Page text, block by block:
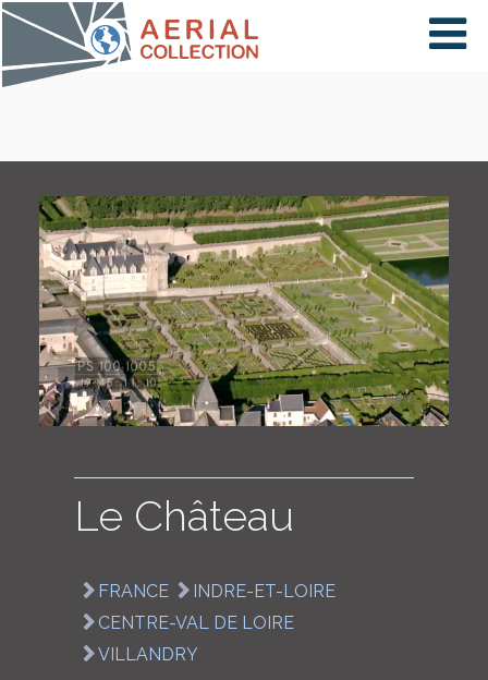
×
PAYS
CARTE
COLLECTIONS
Le Château
FRANCE
INDRE-ET-LOIRE
CENTRE-VAL DE LOIRE
VILLANDRY